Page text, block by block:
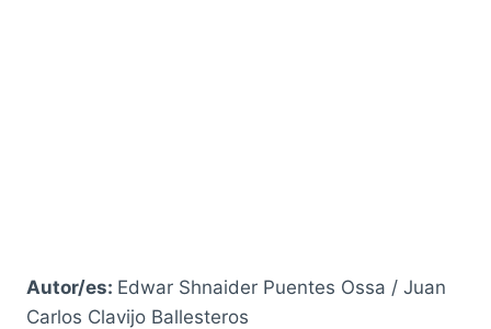
Autor/es: Edwar Shnaider Puentes Ossa / Juan
Carlos Clavijo Ballesteros